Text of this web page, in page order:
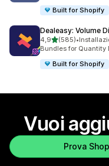
Built for Shopify
Dealeasy: Volume
4,9stelle su 5
(585)
585 recensioni totali
•
Bundles for Quantity
Built for Shopify
Vuoi
Prova